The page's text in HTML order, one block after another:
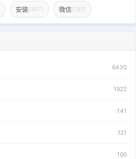
安装(307) 微信(287)
6430
1922
141
121
100